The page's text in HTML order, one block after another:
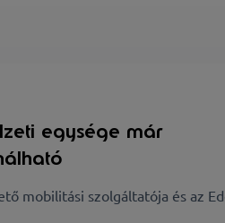
egysége már
mobilitási szolgáltatója és az